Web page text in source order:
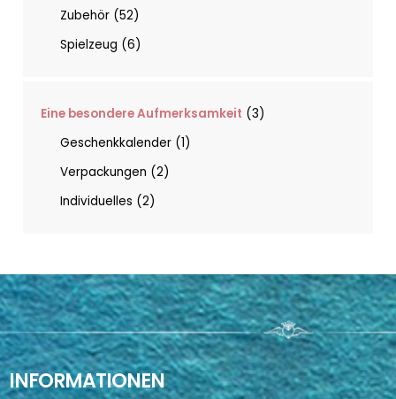
Zubehör 52
Spielzeug
6
Eine besondere Aufmerksamkeit
3
Geschenkkalender 1
Verpackungen
2
Individuelles
2
INFORMATIONEN